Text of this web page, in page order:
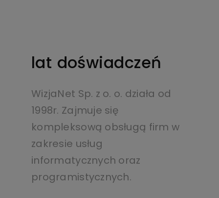
lat doświadczeń
WizjaNet Sp. z o. o. działa od
1998r. Zajmuje się
kompleksową obsługą firm w
zakresie usług
informatycznych oraz
programistycznych.